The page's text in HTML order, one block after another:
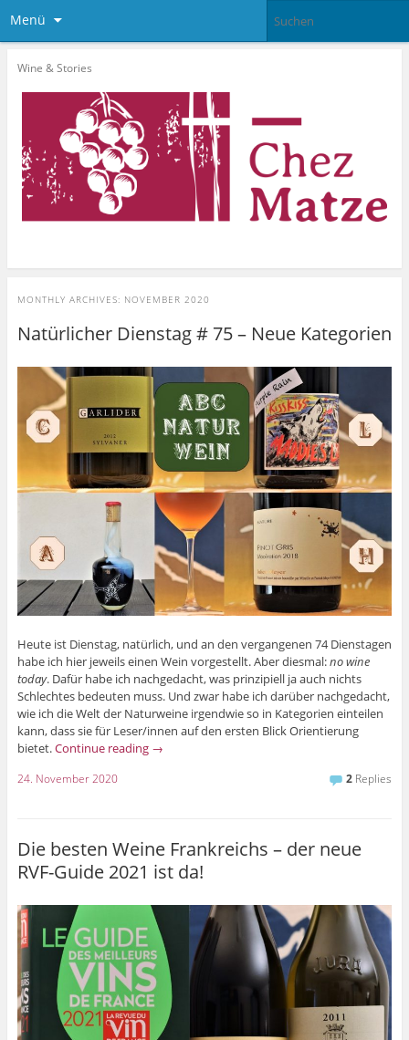
Menü
Wine & Stories
MONTHLY ARCHIVES: NOVEMBER 2020
Natürlicher Dienstag # 75 – Neue Kategorien
Heute ist Dienstag, natürlich, und an den vergangenen 74 Dienstagen
habe ich hier jeweils einen Wein vorgestellt. Aber diesmal:no wine
today. Dafür habe ich nachgedacht, was prinzipiell ja auch nichts
Schlechtes bedeuten muss. Und zwar habe ich darüber nachgedacht,
wie ich die Welt der Naturweine irgendwie so in Kategorien einteilen
kann, dass sie für Leser/innen auf den ersten Blick Orientierung
bietet.Continue reading →
24. November 2020 2 Replies
Die besten Weine Frankreichs – der neue
RVF-Guide 2021 ist da!